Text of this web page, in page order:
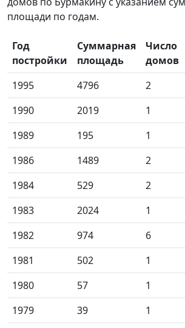
площади по годам.
Год
постройки
Суммарная
площадь
Число
домов
1995
4796 2
1990
2019 1
1989
195 1
1986
1489 2
1984
529 2
1983
2024 1
1982
974 6
1981
502 1
1980
57 1
1979
39 1